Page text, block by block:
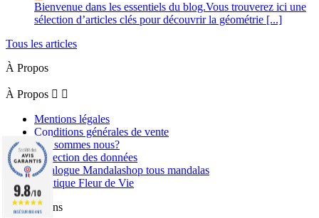
Bienvenue dans les essentiels du blog.Vous trouverez ici une
sélection d’articles clés pour découvrir la géométrie [...]
Tous les articles
À Propos
À Propos  
Mentions légales
Conditions générales de vente
Qui sommes nous?
Protection des données
Catalogue Mandalashop tous mandalas
Boutique Fleur de Vie
Informations
9.8/10
BASÉ SUR 860 AVIS